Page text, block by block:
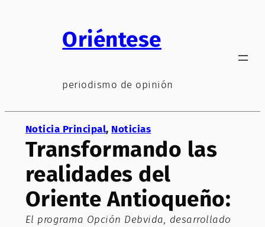
Oriéntese
periodismo de opinión
Noticia Principal, Noticias
Transformando las
realidades del
Oriente Antioqueño:
El programa Opción Debvida, desarrollado